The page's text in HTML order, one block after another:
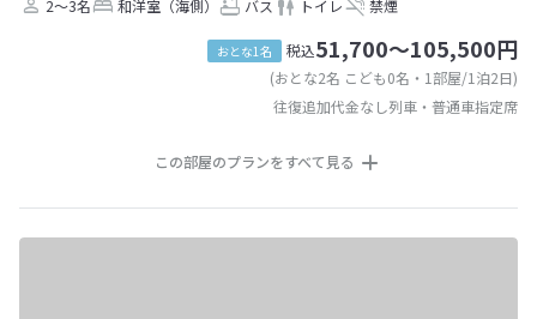
2～3名
和洋室（海側） バス トイレ 禁煙
おとな1名 税込51,700～105,500円
(おとな2名 こども0名・1部屋/1泊2日)
往復追加代金なし列車・普通車指定席
この部屋のプランをすべて見る